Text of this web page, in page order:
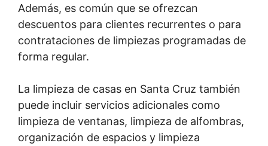
Además, es común que se ofrezcan
descuentos para clientes recurrentes o para
contrataciones de limpiezas programadas de
forma regular.
La limpieza de casas en Santa Cruz también
puede incluir servicios adicionales como
limpieza de ventanas, limpieza de alfombras,
organización de espacios y limpieza